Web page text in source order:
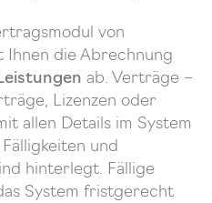
von
Ihnen die Abrechnung
ab. Verträge –
Lizenzen oder
allen Details im System
und
hinterlegt. Fällige
System fristgerecht